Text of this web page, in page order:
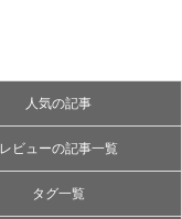
人気の記事
レビューの記事一覧
タグ一覧